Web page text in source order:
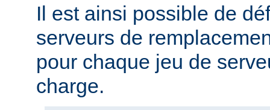
Il est ainsi possible de
serveurs de
pour chaque jeu de
charge.